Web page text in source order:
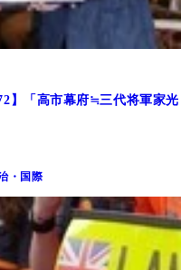
】「高市幕府≒三代将軍家光
・国際